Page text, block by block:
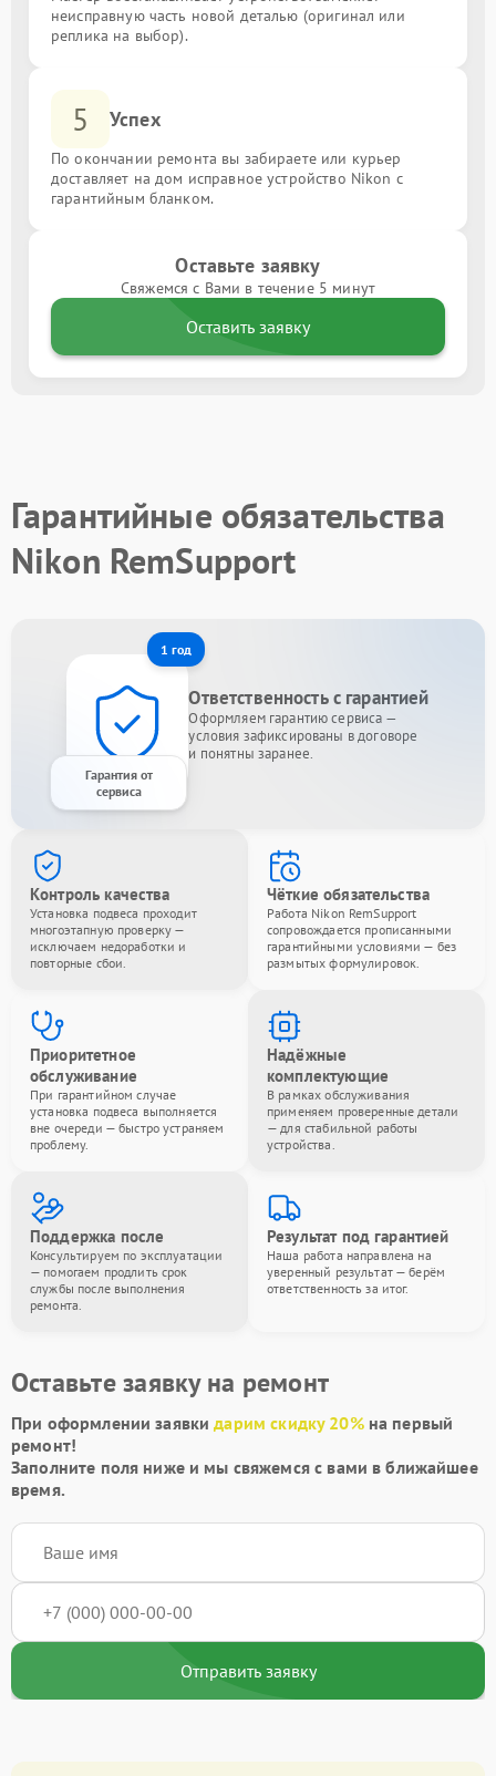
неисправную часть новой деталью (оригинал или
реплика на выбор).
5 Успех
По окончании ремонта вы забираете или курьер
доставляет на дом исправное устройство Nikon с
гарантийным бланком.
Оставьте заявку
Свяжемся с Вами в течение 5 минут
Оставить заявку
Гарантийные обязательства
Nikon RemSupport
1 год
Гарантия от
сервиса
Ответственность с гарантией
Оформляем гарантию сервиса —
условия зафиксированы в договоре
и понятны заранее.
Контроль качества
Установка подвеса проходит
многоэтапную проверку —
исключаем недоработки и
повторные сбои.
Чёткие обязательства
Работа Nikon RemSupport
сопровождается прописанными
гарантийными условиями — без
размытых формулировок.
Приоритетное
обслуживание
При гарантийном случае
установка подвеса выполняется
вне очереди — быстро устраняем
проблему.
Надёжные
комплектующие
В рамках обслуживания
применяем проверенные детали
— для стабильной работы
устройства.
Поддержка после
Консультируем по эксплуатации
— помогаем продлить срок
службы после выполнения
ремонта.
Результат под гарантией
Наша работа направлена на
уверенный результат — берём
ответственность за итог.
Оставьте заявку на ремонт
При оформлении заявкидарим скидку 20%на первый
ремонт!
Заполните поля ниже и мы свяжемся с вами в ближайшее
время.
Отправить заявку